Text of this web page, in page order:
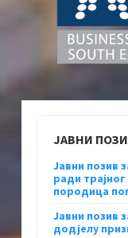
ЈАВНИ
Јавни позив
ради
породица
Јавни позив
додјелу